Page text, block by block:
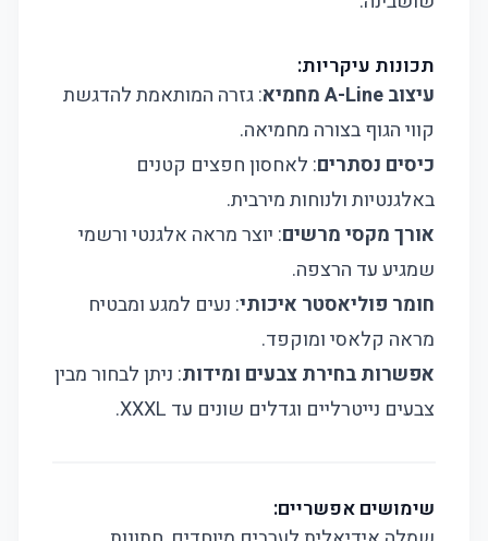
תכונות עיקריות:
עיצוב A-Line מחמיא
: גזרה המותאמת להדגשת
קווי הגוף בצורה מחמיאה.
כיסים נסתרים: לאחסון חפצים קטנים
באלגנטיות ולנוחות מירבית.
אורך מקסי מרשים: יוצר מראה אלגנטי ורשמי
שמגיע עד הרצפה.
חומר פוליאסטר איכותי: נעים למגע ומבטיח
מראה קלאסי ומוקפד.
אפשרות בחירת צבעים ומידות: ניתן לבחור מבין
צבעים נייטרליים וגדלים שונים עד XXXL.
שימושים אפשריים: